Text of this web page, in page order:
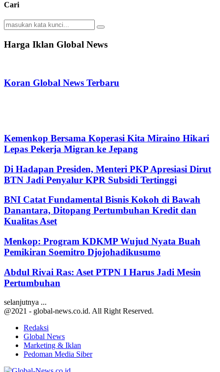
Cari
Search
for:
Search
Harga Iklan Global News
Koran Global News Terbaru
Kemenkop Bersama Koperasi Kita Miraino Hikari
Lepas Pekerja Migran ke Jepang
Di Hadapan Presiden, Menteri PKP Apresiasi Dirut
BTN Jadi Penyalur KPR Subsidi Tertinggi
BNI Catat Fundamental Bisnis Kokoh di Bawah
Danantara, Ditopang Pertumbuhan Kredit dan
Kualitas Aset
Menkop: Program KDKMP Wujud Nyata Buah
Pemikiran Soemitro Djojohadikusumo
Abdul Rivai Ras: Aset PTPN I Harus Jadi Mesin
Pertumbuhan
selanjutnya ...
@2021 - global-news.co.id. All Right Reserved.
Redaksi
Global News
Marketing & Iklan
Pedoman Media Siber